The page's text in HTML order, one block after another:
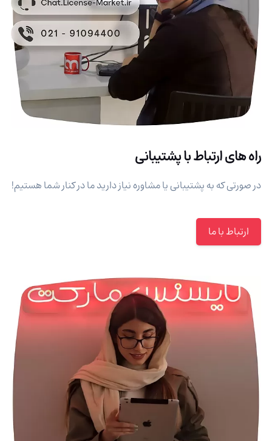
راه های ارتباط با پشتیبانی
در صورتی که به پشتیبانی یا مشاوره نیاز دارید ما در کنار شما هستیم!
ارتباط با ما